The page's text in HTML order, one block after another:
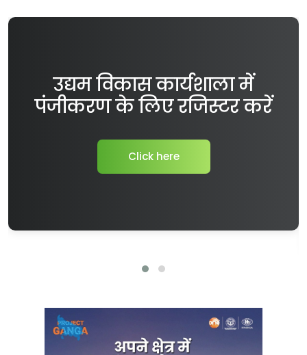
उद्यम विकास कार्यशाला में
पंजीकरण के लिए रजिस्टर करें
Click here